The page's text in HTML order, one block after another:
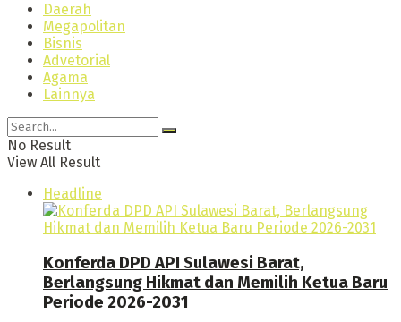
Daerah
Megapolitan
Bisnis
Advetorial
Agama
Lainnya
No Result
View All Result
Headline
Konferda DPD API Sulawesi Barat,
Berlangsung Hikmat dan Memilih Ketua Baru
Periode 2026-2031